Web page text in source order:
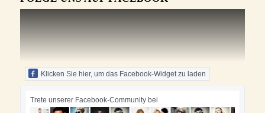
Klicken Sie hier, um das Facebook-Widget zu laden
Trete unserer Facebook-Community bei